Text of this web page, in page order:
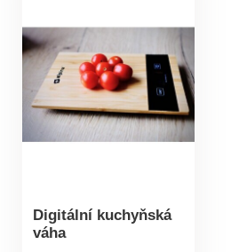
Digitální kuchyňská
váha